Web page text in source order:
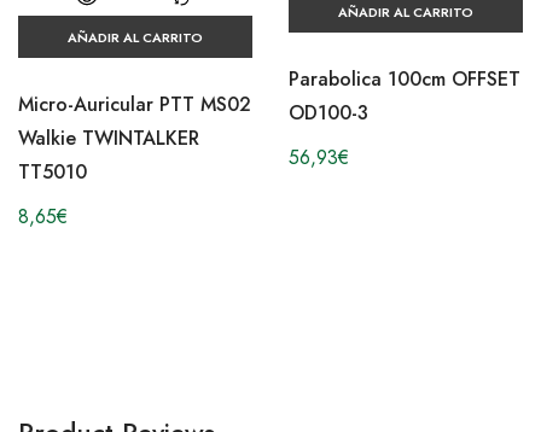
AÑADIR AL CARRITO
Micro-Auricular PTT MS02
Walkie TWINTALKER
TT5010
8,65€
AÑADIR AL CARRITO
Parabolica 100cm OFFSET
OD100-3
56,93€